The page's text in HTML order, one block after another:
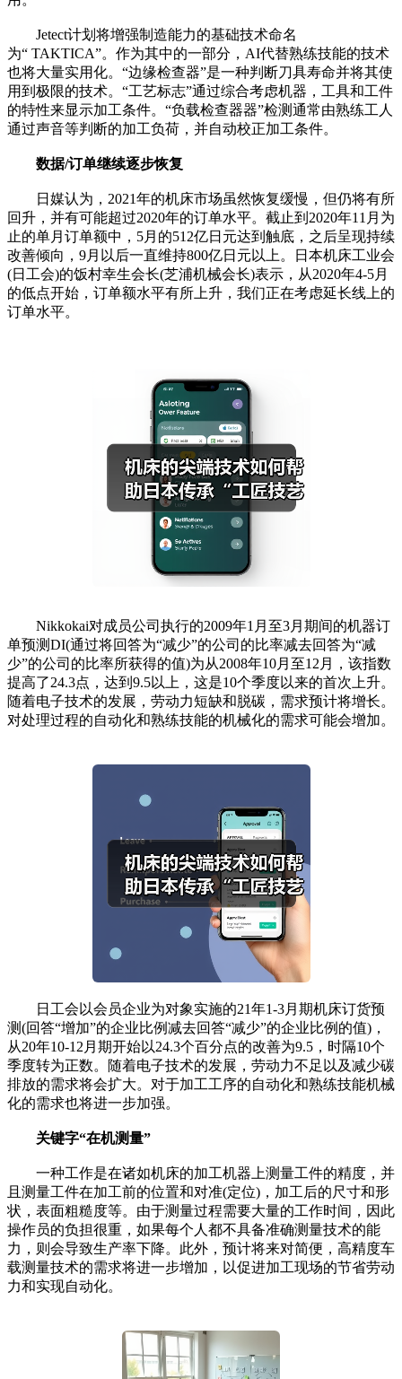
Jetect计划将增强制造能力的基础技术命名
为“ TAKTICA”。作为其中的一部分，AI代替熟练技能的技术
也将大量实用化。“边缘检查器”是一种判断刀具寿命并将其使
用到极限的技术。“工艺标志”通过综合考虑机器，工具和工件
的特性来显示加工条件。“负载检查器器”检测通常由熟练工人
通过声音等判断的加工负荷，并自动校正加工条件。
数据/订单继续逐步恢复
日媒认为，2021年的机床市场虽然恢复缓慢，但仍将有所
回升，并有可能超过2020年的订单水平。截止到2020年11月为
止的单月订单额中，5月的512亿日元达到触底，之后呈现持续
改善倾向，9月以后一直维持800亿日元以上。日本机床工业会
(日工会)的饭村幸生会长(芝浦机械会长)表示，从2020年4-5月
的低点开始，订单额水平有所上升，我们正在考虑延长线上的
订单水平。
Nikkokai对成员公司执行的2009年1月至3月期间的机器订
单预测DI(通过将回答为“减少”的公司的比率减去回答为“减
少”的公司的比率所获得的值)为从2008年10月至12月，该指数
提高了24.3点，达到9.5以上，这是10个季度以来的首次上升。
随着电子技术的发展，劳动力短缺和脱碳，需求预计将增长。
对处理过程的自动化和熟练技能的机械化的需求可能会增加。
日工会以会员企业为对象实施的21年1-3月期机床订货预
测(回答“增加”的企业比例减去回答“减少”的企业比例的值)，
从20年10-12月期开始以24.3个百分点的改善为9.5，时隔10个
季度转为正数。随着电子技术的发展，劳动力不足以及减少碳
排放的需求将会扩大。对于加工工序的自动化和熟练技能机械
化的需求也将进一步加强。
关键字“在机测量”
一种工作是在诸如机床的加工机器上测量工件的精度，并
且测量工件在加工前的位置和对准(定位)，加工后的尺寸和形
状，表面粗糙度等。由于测量过程需要大量的工作时间，因此
操作员的负担很重，如果每个人都不具备准确测量技术的能
力，则会导致生产率下降。此外，预计将来对简便，高精度车
载测量技术的需求将进一步增加，以促进加工现场的节省劳动
力和实现自动化。